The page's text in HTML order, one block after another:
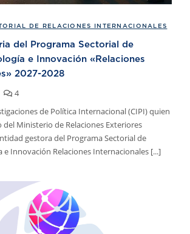
DE RELACIONES INTERNACIONALES
del Programa Sectorial de
e Innovación «Relaciones
2027-2028
4
de Política Internacional (CIPI) quien
Ministerio de Relaciones Exteriores
gestora del Programa Sectorial de
e Innovación Relaciones Internacionales [...]